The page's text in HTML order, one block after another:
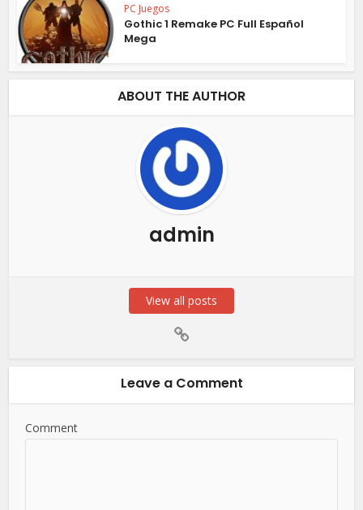
PC Juegos
Gothic 1 Remake PC Full Español
Mega
ABOUT THE AUTHOR
admin
View all posts
Leave a Comment
Comment